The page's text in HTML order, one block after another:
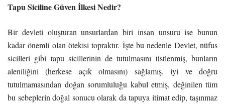
Tapu Siciline Güven İlkesi Nedir?
Bir devleti oluşturan unsurlardan biri insan unsuru ise bunun
kadar önemli olan ötekisi topraktır. İşte bu nedenle Devlet, nüfus
sicilleri gibi tapu sicillerinin de tutulmasını üstlenmiş, bunların
aleniliğini (herkese açık olmasını) sağlamış, iyi ve doğru
tutulmamasından doğan sorumluluğu kabul etmiş, değinilen tüm
bu sebeplerin doğal sonucu olarak da tapuya itimat edip, taşınmaz